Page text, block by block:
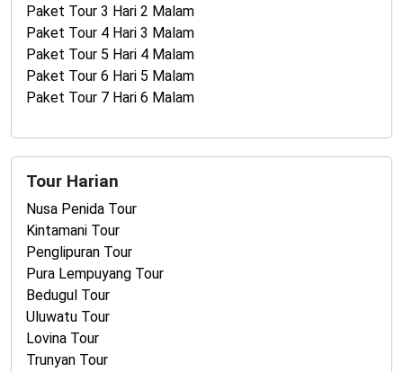
Paket Tour 3 Hari 2 Malam
Paket Tour 4 Hari 3 Malam
Paket Tour 5 Hari 4 Malam
Paket Tour 6 Hari 5 Malam
Paket Tour 7 Hari 6 Malam
Tour Harian
Nusa Penida Tour
Kintamani Tour
Penglipuran Tour
Pura Lempuyang Tour
Bedugul Tour
Uluwatu Tour
Lovina Tour
Trunyan Tour